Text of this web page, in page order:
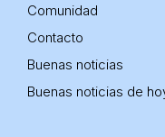
Comunidad
Contacto
Buenas noticias
Buenas noticias de